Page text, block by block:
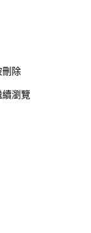
刪除
瀏覽